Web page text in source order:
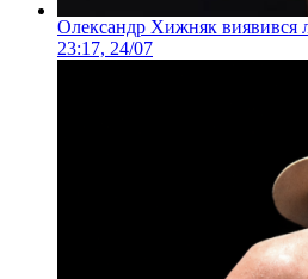
Олександр Хижняк виявився
23:17, 24/07